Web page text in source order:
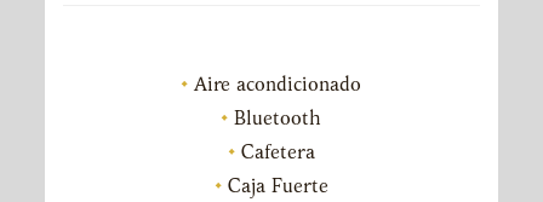
Aire acondicionado
Bluetooth
Cafetera
Caja Fuerte